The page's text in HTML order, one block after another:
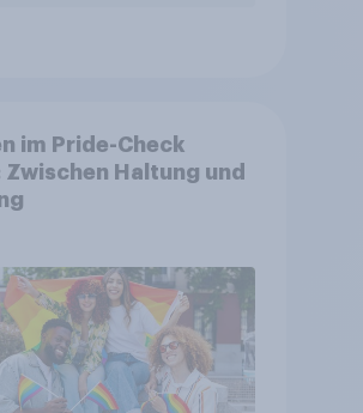
im Pride-Check
Haltung und